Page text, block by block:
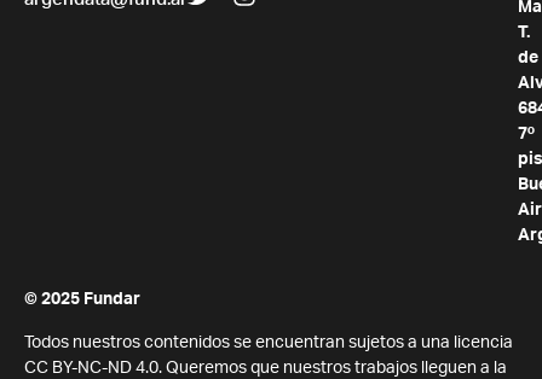
T.
de
7º
© 2025 Fundar
Todos nuestros contenidos se encuentran sujetos a una licencia
CC BY-NC-ND 4.0. Queremos que nuestros trabajos lleguen a la